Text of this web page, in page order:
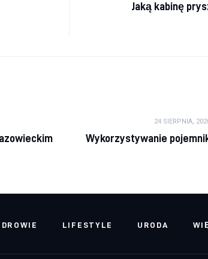
Jaką kabinę
24 SIERPNIA,
Wykorzystywanie
LIFESTYLE URODA